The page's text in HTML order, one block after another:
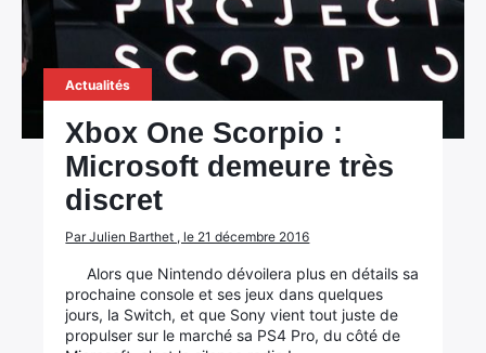
Actualités
Xbox One Scorpio :
Microsoft demeure très
discret
Par Julien Barthet , le 21 décembre 2016
Alors que Nintendo dévoilera plus en détails sa
prochaine console et ses jeux dans quelques
jours, la Switch, et que Sony vient tout juste de
propulser sur le marché sa PS4 Pro, du côté de